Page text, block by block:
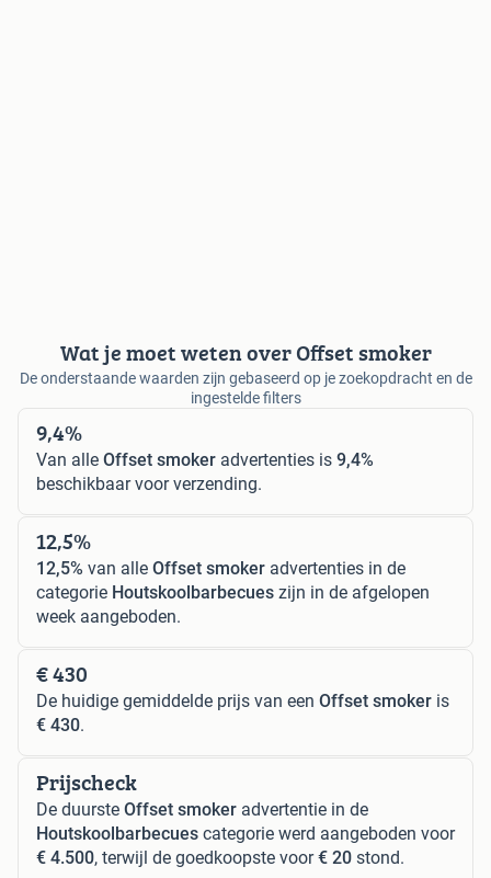
Wat je moet weten over Offset smoker
De onderstaande waarden zijn gebaseerd op je zoekopdracht en de
ingestelde filters
9,4%
Van alle Offset smoker advertenties is 9,4%
beschikbaar voor verzending.
12,5%
12,5% van alle Offset smoker advertenties in de
categorie Houtskoolbarbecues zijn in de afgelopen
week aangeboden.
€ 430
De huidige gemiddelde prijs van een Offset smoker is
€ 430.
Prijscheck
De duurste Offset smoker advertentie in de
Houtskoolbarbecues categorie werd aangeboden voor
€ 4.500, terwijl de goedkoopste voor€ 20 stond.